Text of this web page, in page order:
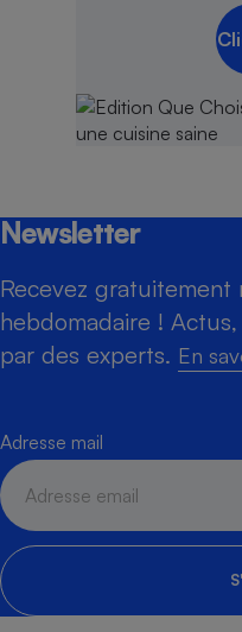
Newsletter
Recevez
hebdomadaire !
par des experts. En
Adresse mail